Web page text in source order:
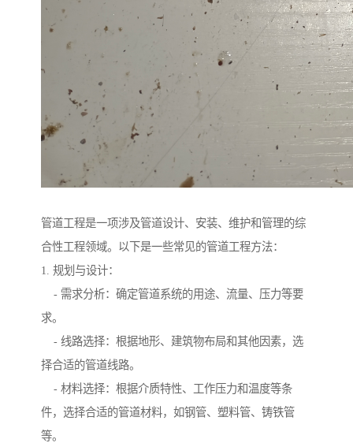
管道工程是一项涉及管道设计、安装、维护和管理的综
合性工程领域。以下是一些常见的管道工程方法：
1. 规划与设计：
- 需求分析：确定管道系统的用途、流量、压力等要
求。
- 线路选择：根据地形、建筑物布局和其他因素，选
择合适的管道线路。
- 材料选择：根据介质特性、工作压力和温度等条
件，选择合适的管道材料，如钢管、塑料管、铸铁管
等。